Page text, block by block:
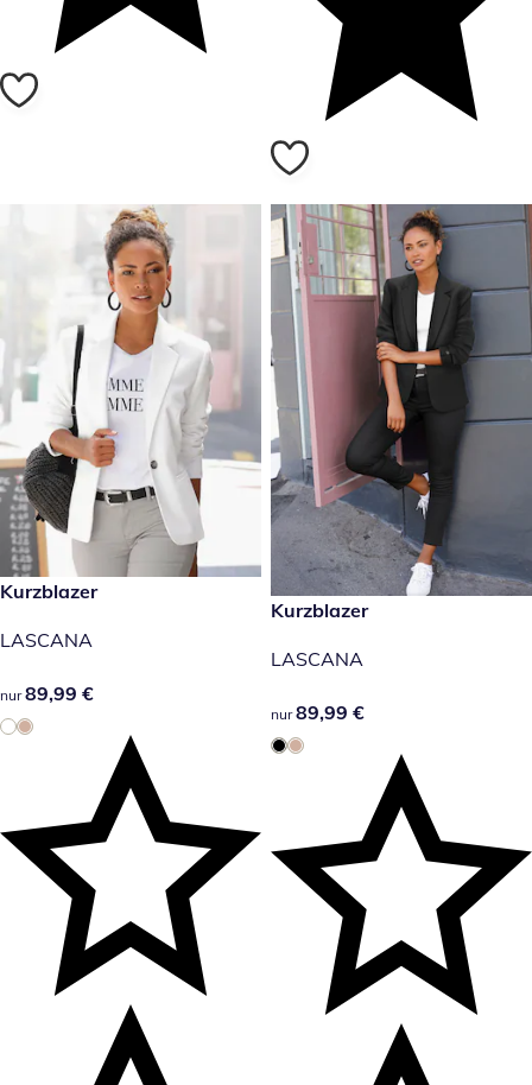
89,99 €
Kurzblazer
LASCANA
89,99 €
nur 89,99 €
89,99 €
Kurzblazer
LASCANA
89,99 €
nur 89,99 €